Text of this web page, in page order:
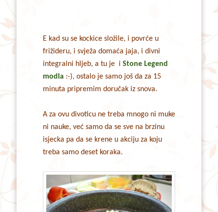
E kad su se kockice složile, i povrće u
frižideru, i svježa domaća jaja, i divni
integralni hljeb, a tu je i Stone Legend
modla :-), ostalo je samo još da za 15
minuta pripremim doručak iz snova.
A za ovu divoticu ne treba mnogo ni muke
ni nauke, već samo da se sve na brzinu
isjecka pa da se krene u akciju za koju
treba samo deset koraka.